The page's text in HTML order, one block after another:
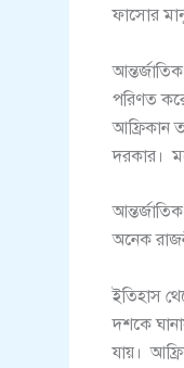
ফাসোর
পরিণত
আফ্রিকান
দরকার।
অনেক
ইতিহাস
দশকে
যায়।